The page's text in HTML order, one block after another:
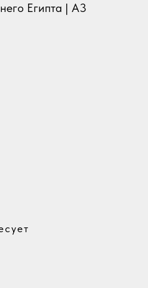
Египта | А3